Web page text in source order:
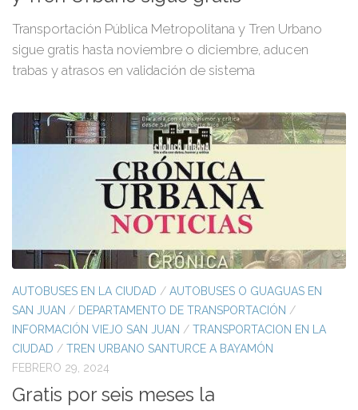
Transportación Pública Metropolitana y Tren Urbano
sigue gratis hasta noviembre o diciembre, aducen
trabas y atrasos en validación de sistema
AUTOBUSES EN LA CIUDAD / AUTOBUSES O GUAGUAS EN
SAN JUAN / DEPARTAMENTO DE TRANSPORTACIÓN /
INFORMACIÓN VIEJO SAN JUAN / TRANSPORTACION EN LA
CIUDAD / TREN URBANO SANTURCE A BAYAMÓN
FEBRERO 29, 2024
Gratis por seis meses la